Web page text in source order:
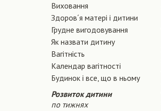
Виховання
Здоров´я матері і дитини
Грудне вигодовування
Як назвати дитину
Вагiтнiсть
Календар вагітності
Будинок і все, що в ньому
Розвиток дитини
по тижнях